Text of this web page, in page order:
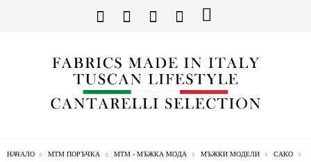
НАЧАЛО МТМ ПОРЪЧКА МТМ - МЪЖКА МОДА МЪЖКИ МОДЕЛИ САКО